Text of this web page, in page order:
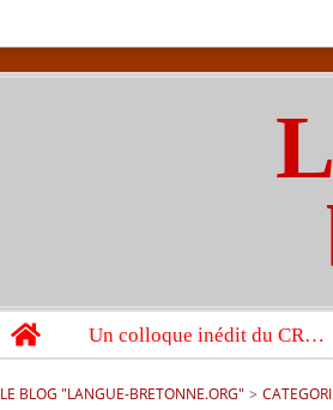
Home
Un colloque inédit du CRBC sur les victimes de l’année 1944
LE BLOG "LANGUE-BRETONNE.ORG" >